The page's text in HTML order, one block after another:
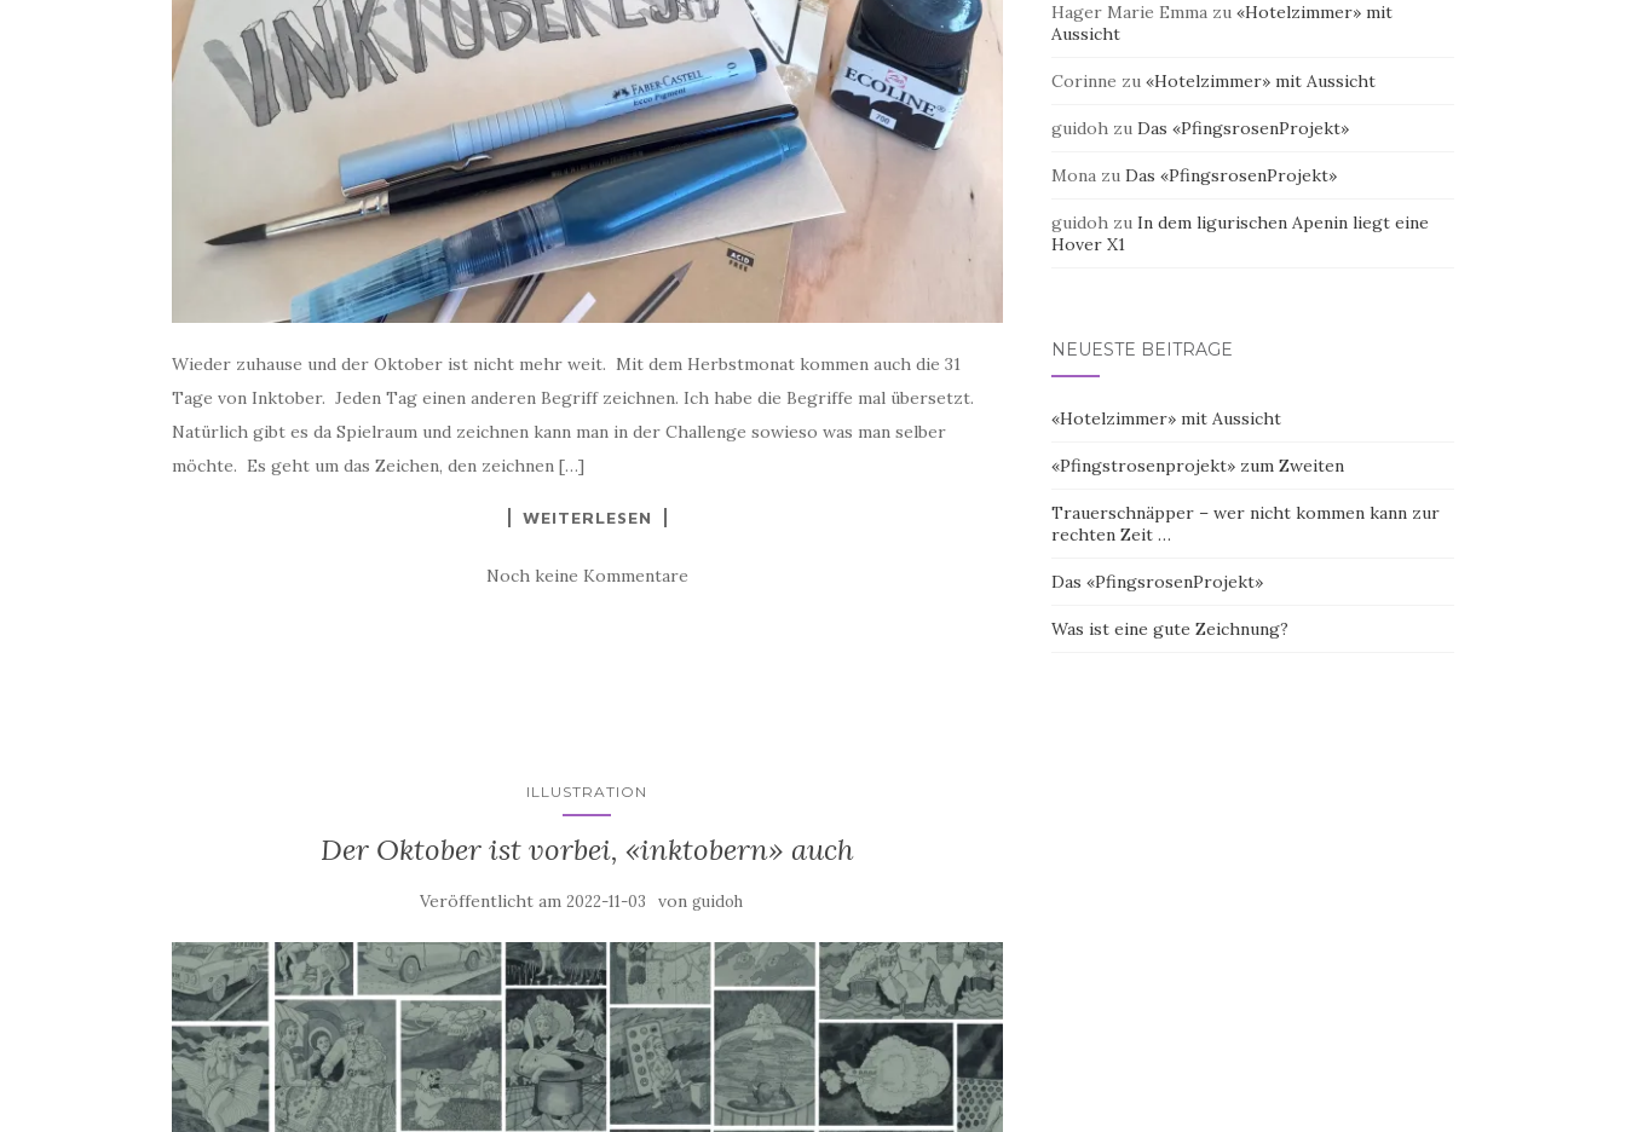
Wieder zuhause und der Oktober ist nicht mehr weit. Mit dem Herbstmonat kommen auch die 31
Tage von Inktober. Jeden Tag einen anderen Begriff zeichnen. Ich habe die Begriffe mal übersetzt.
Natürlich gibt es da Spielraum und zeichnen kann man in der Challenge sowieso was man selber
möchte. Es geht um das Zeichen, den zeichnen […]
WEITERLESEN
Noch keine Kommentare
ILLUSTRATION
Der Oktober ist vorbei, «inktobern» auch
Veröffentlicht am 2022-11-03 von guidoh
Hager Marie Emmazu «Hotelzimmer» mit
Aussicht
Corinne zu «Hotelzimmer» mit Aussicht
guidohzu Das «PfingsrosenProjekt»
Monazu Das «PfingsrosenProjekt»
guidohzu In dem ligurischen Apenin liegt eine
Hover X1
NEUESTE BEITRÄGE
«Hotelzimmer» mit Aussicht
«Pfingstrosenprojekt» zum Zweiten
Trauerschnäpper – wer nicht kommen kann zur
rechten Zeit …
Das «PfingsrosenProjekt»
Was ist eine gute Zeichnung?